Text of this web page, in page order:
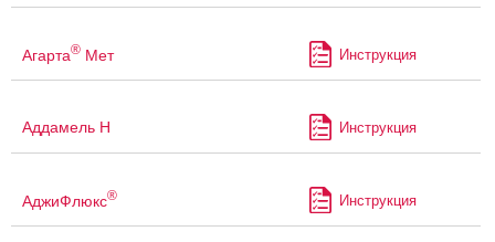
Агарта® Мет Инструкция
Аддамель Н Инструкция
АджиФлюкс® Инструкция